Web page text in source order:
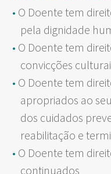
O Doente tem
pela dignidade
O Doente tem
convicções
O Doente tem
apropriados ao
dos cuidados
reabilitação e
O Doente tem
continuados